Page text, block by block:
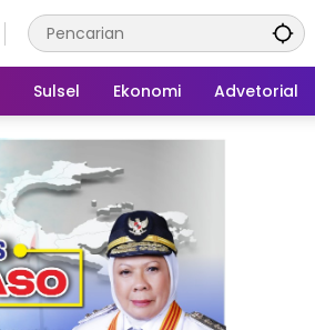
Sulsel Ekonomi Advetorial